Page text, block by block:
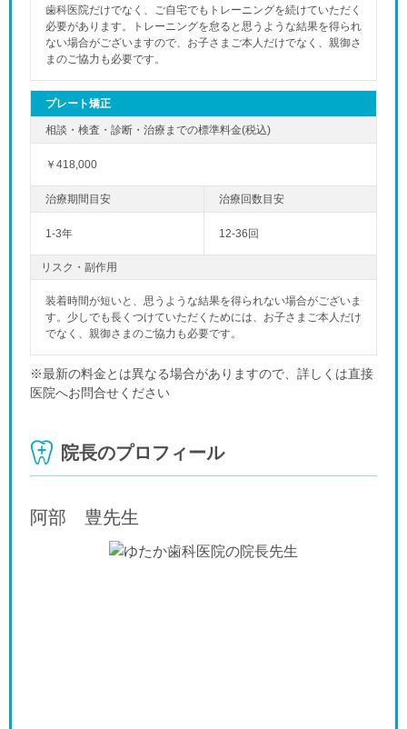
歯科医院だけでなく、ご自宅でもトレーニングを続けていただく
必要があります。トレーニングを怠ると思うような結果を得られ
ない場合がございますので、お子さまご本人だけでなく、親御さ
まのご協力も必要です。
プレート矯正
￥418,000
1-3年 12-36回
リスク・副作用
装着時間が短いと、思うような結果を得られない場合がございま
す。少しでも長くつけていただくためには、お子さまご本人だけ
でなく、親御さまのご協力も必要です。
※最新の料金とは異なる場合がありますので、詳しくは直接
医院へお問合せください
院長のプロフィール
阿部 豊先生